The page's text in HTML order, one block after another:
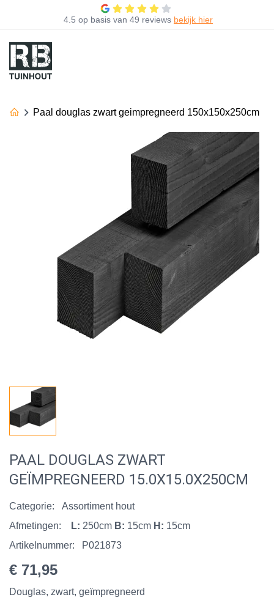
4.5 op basis van 49 reviews bekijk hier
Paal douglas zwart geimpregneerd 150x150x250cm
PAAL DOUGLAS ZWART
GEÏMPREGNEERD 15.0X15.0X250CM
Categorie:
Assortiment hout
Afmetingen:
L: 250cm B: 15cm H: 15cm
Artikelnummer:
P021873
€ 71,95
Douglas, zwart, geïmpregneerd